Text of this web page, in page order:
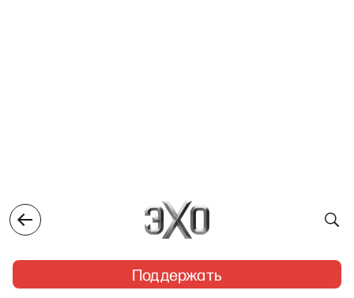
Поддержать